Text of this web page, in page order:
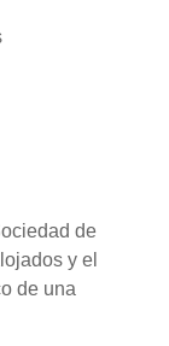
de
y el
de una